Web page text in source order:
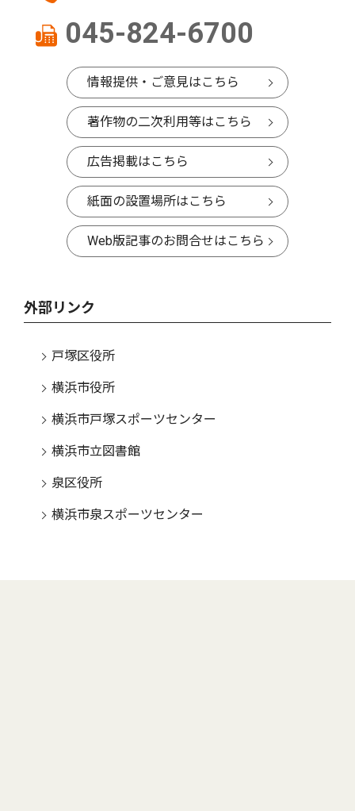
045-824-6700
情報提供・ご意見はこちら
著作物の二次利用等はこちら
広告掲載はこちら
紙面の設置場所はこちら
Web版記事のお問合せはこちら
外部リンク
戸塚区役所
横浜市役所
横浜市戸塚スポーツセンター
横浜市立図書館
泉区役所
横浜市泉スポーツセンター